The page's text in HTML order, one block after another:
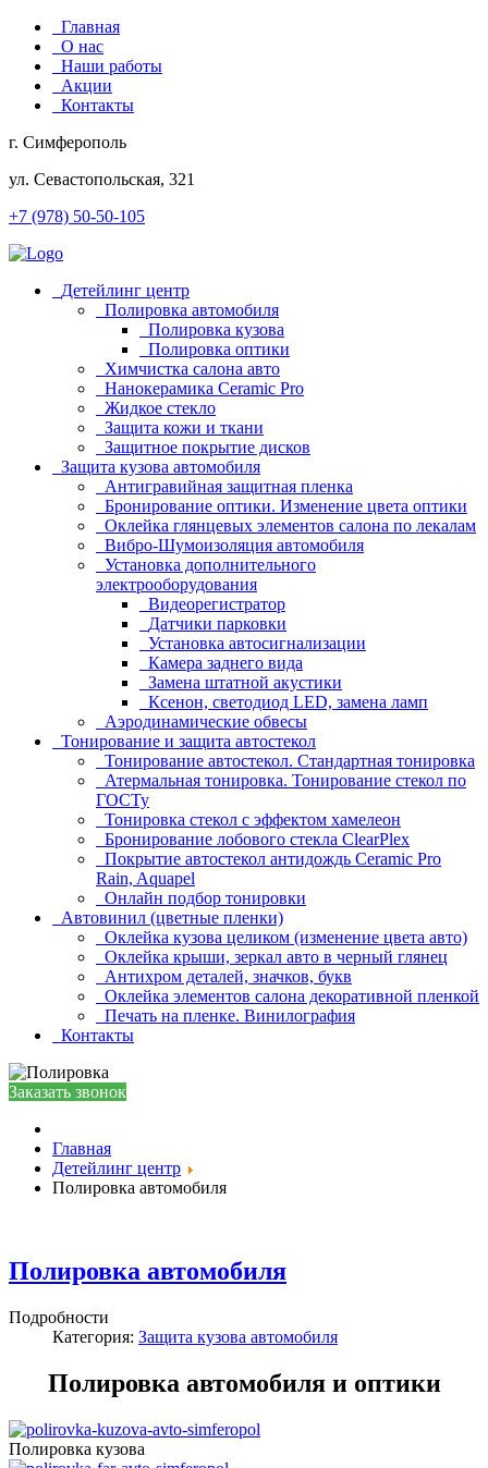
Главная
О нас
Наши работы
Акции
Контакты
г. Симферополь
ул. Севастопольская, 321
+7 (978) 50-50-105
Детейлинг центр
Полировка автомобиля
Полировка кузова
Полировка оптики
Химчистка салона авто
Нанокерамика Ceramic Pro
Жидкое стекло
Защита кожи и ткани
Защитное покрытие дисков
Защита кузова автомобиля
Антигравийная защитная пленка
Бронирование оптики. Изменение цвета оптики
Оклейка глянцевых элементов салона по лекалам
Вибро-Шумоизоляция автомобиля
Установка дополнительного
электрооборудования
Видеорегистратор
Датчики парковки
Установка автосигнализации
Камера заднего вида
Замена штатной акустики
Ксенон, светодиод LED, замена ламп
Аэродинамические обвесы
Тонирование и защита автостекол
Тонирование автостекол. Стандартная тонировка
Атермальная тонировка. Тонирование стекол по
ГОСТу
Тонировка стекол с эффектом хамелеон
Бронирование лобового стекла ClearPlex
Покрытие автостекол антидождь Ceramic Pro
Rain, Aquapel
Онлайн подбор тонировки
Автовинил (цветные пленки)
Оклейка кузова целиком (изменение цвета авто)
Оклейка крыши, зеркал авто в черный глянец
Антихром деталей, значков, букв
Оклейка элементов салона декоративной пленкой
Печать на пленке. Винилография
Контакты
Заказать звонок
Главная
Детейлинг центр
Полировка автомобиля
Полировка автомобиля
Подробности
Категория: Защита кузова автомобиля
Полировка автомобиля и оптики
Полировка кузова